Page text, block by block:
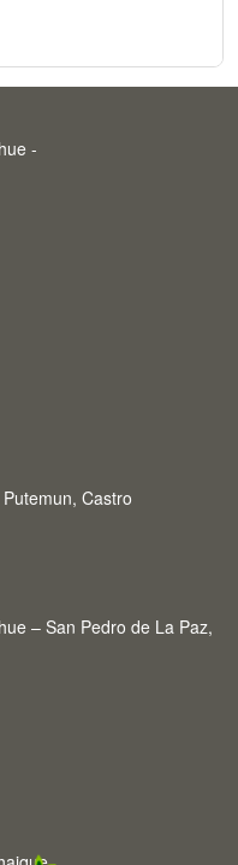
-
Castro
– San Pedro de La Paz,